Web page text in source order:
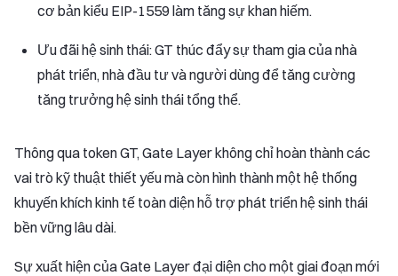
cơ bản kiểu EIP-1559 làm tăng sự khan hiếm.
Ưu đãi hệ sinh thái: GT thúc đẩy sự tham gia của nhà
phát triển, nhà đầu tư và người dùng để tăng cường
tăng trưởng hệ sinh thái tổng thể.
Thông qua token GT, Gate Layer không chỉ hoàn thành các
vai trò kỹ thuật thiết yếu mà còn hình thành một hệ thống
khuyến khích kinh tế toàn diện hỗ trợ phát triển hệ sinh thái
bền vững lâu dài.
Sự xuất hiện của Gate Layer đại diện cho một giai đoạn mới